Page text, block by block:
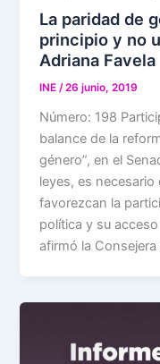
La paridad de
principio y no
Adriana Favela
INE/26 junio, 2019
Número: 198
balance de la
género”, en el
leyes, es
favorezcan la
política y su
afirmó la